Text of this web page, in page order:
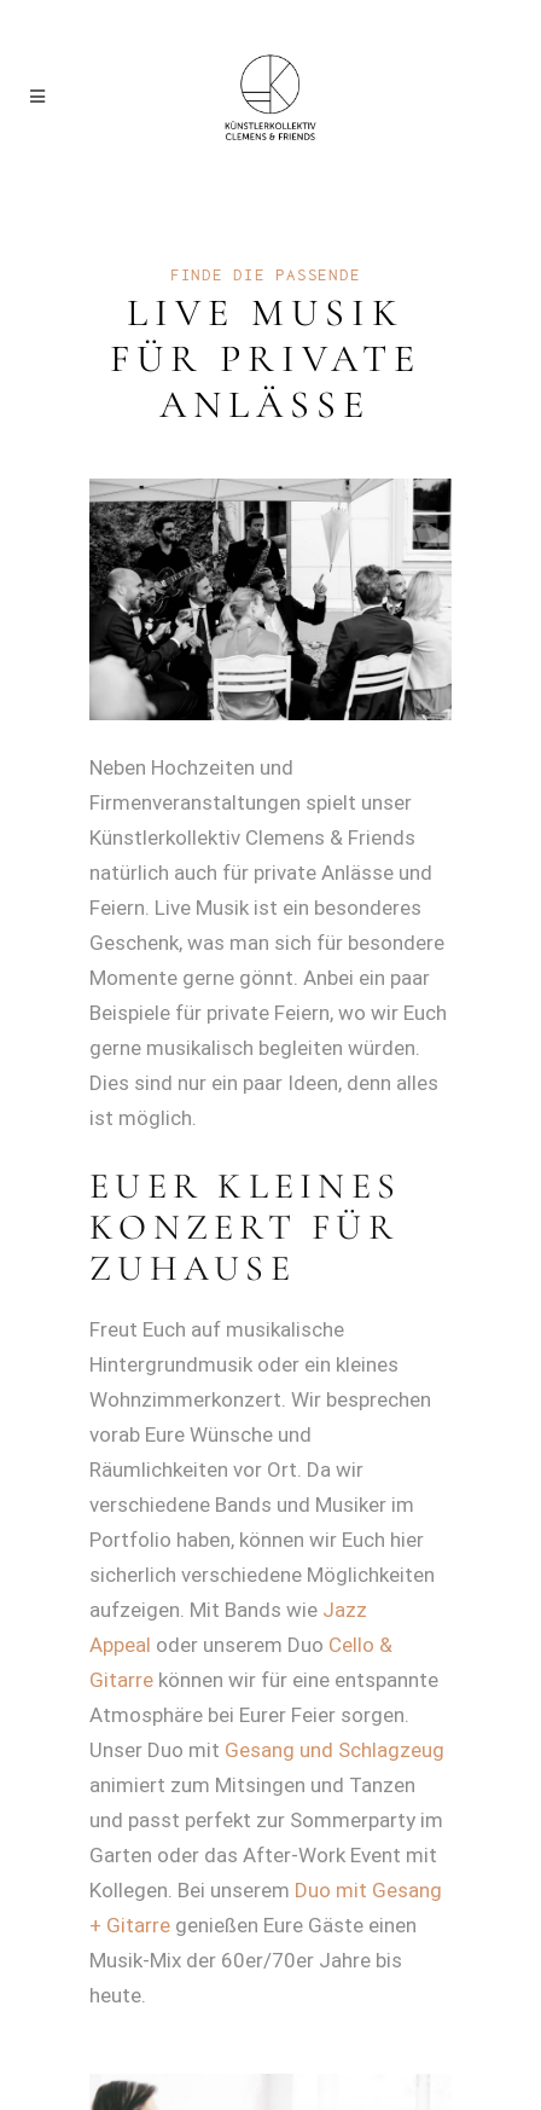
FINDE DIE PASSENDE
LIVE MUSIK
FÜR PRIVATE
ANLÄSSE
Neben Hochzeiten und
Firmenveranstaltungen spielt unser
Künstlerkollektiv Clemens & Friends
natürlich auch für private Anlässe und
Feiern. Live Musik ist ein besonderes
Geschenk, was man sich für besondere
Momente gerne gönnt. Anbei ein paar
Beispiele für private Feiern, wo wir Euch
gerne musikalisch begleiten würden.
Dies sind nur ein paar Ideen, denn alles
ist möglich.
EUER KLEINES
KONZERT FÜR
ZUHAUSE
Freut Euch auf musikalische
Hintergrundmusik oder ein kleines
Wohnzimmerkonzert. Wir besprechen
vorab Eure Wünsche und
Räumlichkeiten vor Ort. Da wir
verschiedene Bands und Musiker im
Portfolio haben, können wir Euch hier
sicherlich verschiedene Möglichkeiten
aufzeigen. Mit Bands wie Jazz
Appeal oder unserem Duo Cello &
Gitarre können wir für eine entspannte
Atmosphäre bei Eurer Feier sorgen.
Unser Duo mit Gesang und Schlagzeug
animiert zum Mitsingen und Tanzen
und passt perfekt zur Sommerparty im
Garten oder das After-Work Event mit
Kollegen. Bei unserem Duo mit Gesang
+ Gitarre genießen Eure Gäste einen
Musik-Mix der 60er/70er Jahre bis
heute.